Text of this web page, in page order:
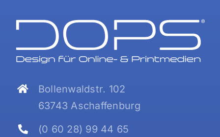
Bollenwaldstr. 102
63743 Aschaffenburg
(0 60 28) 99 44 65